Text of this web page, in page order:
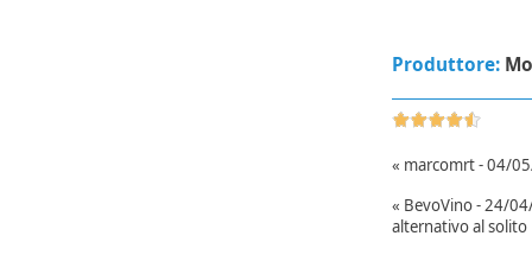
Produttore:
« marcomrt - 04/
« BevoVino - 24/
alternativo al solito